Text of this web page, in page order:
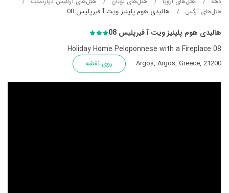
هتل‌های آرگس
هالیدی هوم پلپنیز ویت آ فیرپلیس 08
هالیدی هوم پلپنیز ویت آ فیرپلیس 08
Holiday Home Peloponnese with a Fireplace 08
Argos, Argos, Greece, 21200 روی نقشه